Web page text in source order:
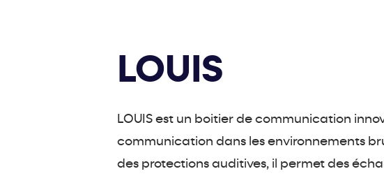
LOUIS
LOUIS est un boitier de communication
communication dans les environnements
des protections auditives, il permet des